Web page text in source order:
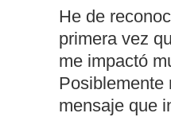
He de
primera vez
me impactó
Posiblemente
mensaje que